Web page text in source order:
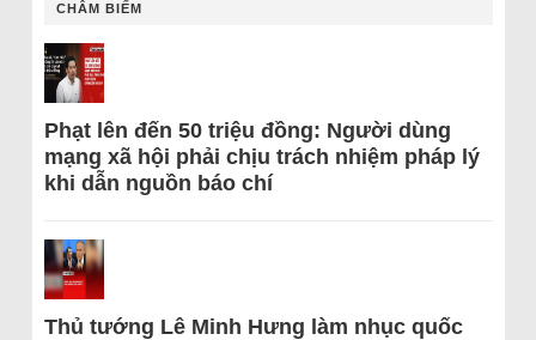
CHÂM BIẾM
Phạt lên đến 50 triệu đồng: Người dùng
mạng xã hội phải chịu trách nhiệm pháp lý
khi dẫn nguồn báo chí
Thủ tướng Lê Minh Hưng làm nhục quốc